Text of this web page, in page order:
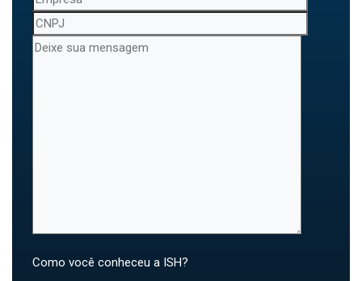
Como você conheceu a ISH?